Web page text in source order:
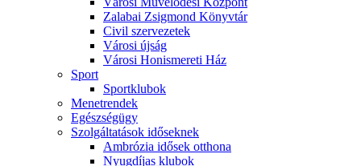
Zalabai Zsigmond Könyvtár
Civil szervezetek
Városi újság
Városi Honismereti Ház
Sport
Sportklubok
Menetrendek
Egészségügy
Szolgáltatások időseknek
Ambrózia idősek otthona
Nyugdíjas klubok